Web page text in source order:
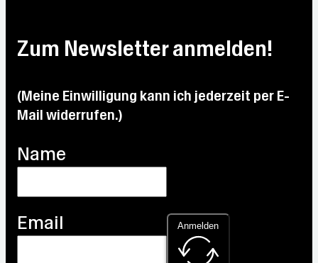
°C
27.2
°C
°C
°C
Zum Newsletter anmelden!
(Meine Einwilligung kann ich jederzeit per E-
Mail widerrufen.)
Name
Email Anmelden